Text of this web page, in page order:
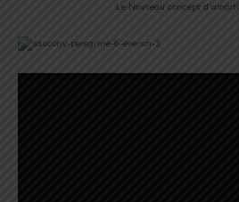
Le Nouveau concept d’amorti